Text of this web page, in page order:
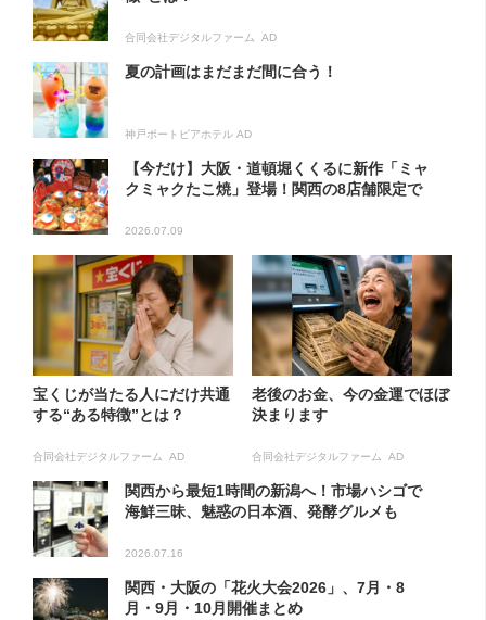
合同会社デジタルファーム AD
夏の計画はまだまだ間に合う！
神戸ポートピアホテル AD
【今だけ】大阪・道頓堀くくるに新作「ミャ
クミャクたこ焼」登場！関西の8店舗限定で
2026.07.09
宝くじが当たる人にだけ共通
する“ある特徴”とは？
合同会社デジタルファーム AD
老後のお金、今の金運でほぼ
決まります
合同会社デジタルファーム AD
関西から最短1時間の新潟へ！市場ハシゴで
海鮮三昧、魅惑の日本酒、発酵グルメも
2026.07.16
関西・大阪の「花火大会2026」、7月・8
月・9月・10月開催まとめ